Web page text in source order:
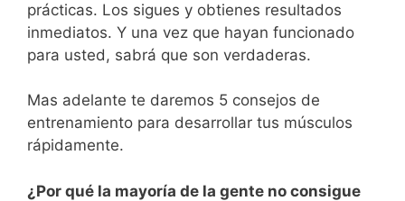
prácticas. Los sigues y obtienes resultados
inmediatos. Y una vez que hayan funcionado
para usted, sabrá que son verdaderas.
Mas adelante te daremos 5 consejos de
entrenamiento para desarrollar tus músculos
rápidamente.
¿Por qué la mayoría de la gente no consigue